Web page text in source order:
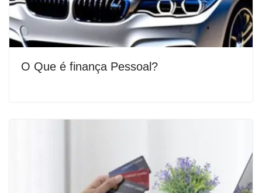
O Que é finança Pessoal?